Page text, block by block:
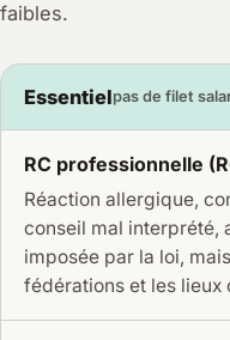
faibles.
Essentielpas de filet
RC professionnelle
Réaction allergique,
conseil mal interprété,
imposée par la loi,
fédérations et les lieux